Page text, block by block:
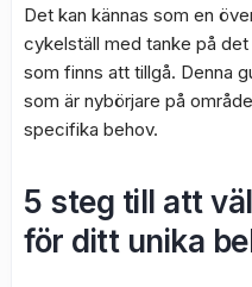
Det kan kännas som en
cykelställ med tanke på
som finns att tillgå. Denna
som är nybörjare på
specifika behov.
5 steg till att
för ditt unika